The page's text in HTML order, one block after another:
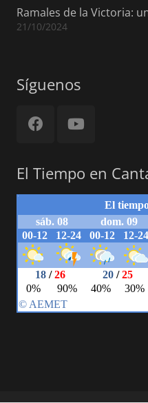
Ramales de la Victoria:
21/10/2024
Síguenos
El Tiempo en